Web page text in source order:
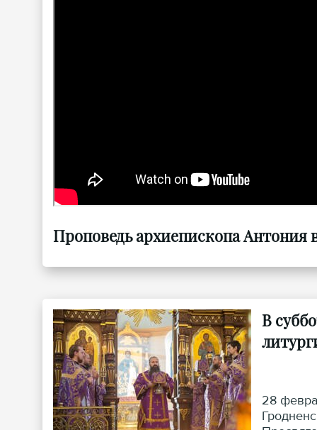
Проповедь архиепископа Антония
В
28